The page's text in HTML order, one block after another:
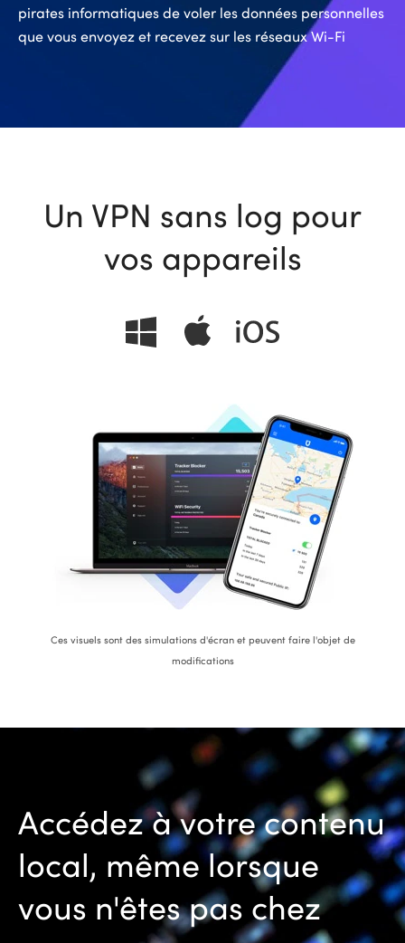
pirates informatiques de voler les données personnelles
que vous envoyez et recevez sur les réseaux Wi-Fi
Un VPN sans log pour
vos appareils
Ces visuels sont des simulations d'écran et peuvent faire l'objet de
modifications
Accédez à votre contenu
local, même lorsque
vous n'êtes pas chez